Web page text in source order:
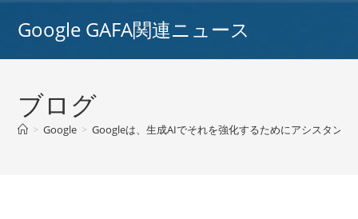
Google GAFA関連ニュース
ブログ
> Google > Googleは、生成AIでそれを強化するためにアシスタン